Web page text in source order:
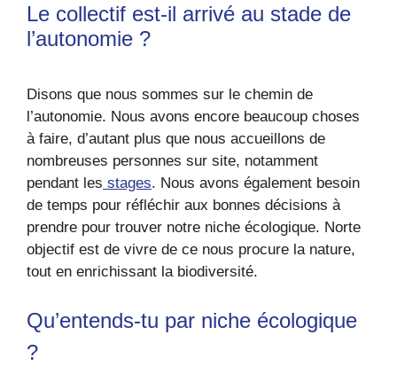
Le collectif est-il arrivé au stade de
l’autonomie ?
Disons que nous sommes sur le chemin de
l’autonomie. Nous avons encore beaucoup choses
à faire, d’autant plus que nous accueillons de
nombreuses personnes sur site, notamment
pendant les stages. Nous avons également besoin
de temps pour réfléchir aux bonnes décisions à
prendre pour trouver notre niche écologique. Norte
objectif est de vivre de ce nous procure la nature,
tout en enrichissant la biodiversité.
Qu’entends-tu par niche écologique
?